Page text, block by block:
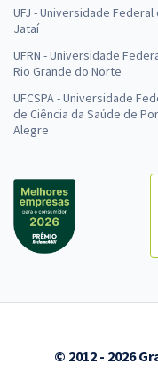
UFJ - Universidade Federal
Jataí
UFRN - Universidade
Rio Grande do Norte
UFCSPA - Universidade
de Ciência da Saúde de
Alegre
© 2012 - 2026